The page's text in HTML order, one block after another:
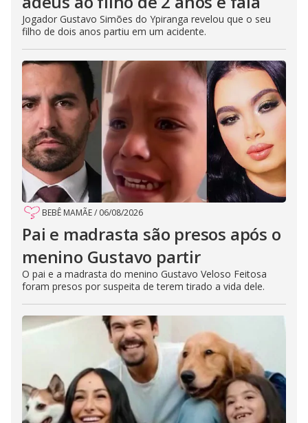
Jogador Gustavo Simões do Ypiranga revelou que o seu
filho de dois anos partiu em um acidente.
BEBÊ MAMÃE/ 06/08/2026
Pai e madrasta são presos após o
menino Gustavo partir
O pai e a madrasta do menino Gustavo Veloso Feitosa
foram presos por suspeita de terem tirado a vida dele.